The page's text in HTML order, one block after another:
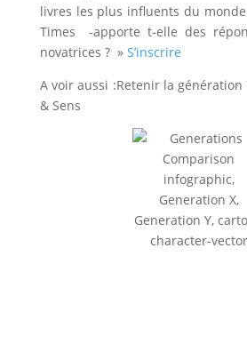
livres les plus influents du
Times -apporte t-elle des
novatrices ? » S’inscrire
A voir aussi :Retenir la
& Sens